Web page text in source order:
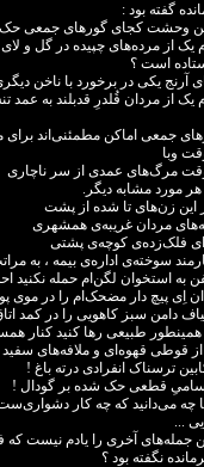
گفته بود :
وحشت کجای گورهای جمعی
یک از مرده‌های چپیده در گل و
است ؟
آرنج یکی در برخورد با ناخن
یک از مردان قُلدرِ قدبلند به
جمعی اماکن مطمئنی‌اند
وبا
مرگ‌های عمدی از سر ناچاری
هر مورد مشابه دیگر.
این زن‌های تا شده از پشت
مردان غریبه‌ی همشهری
فلک‌زده‌ی کوچه‌ی پشتی
سوخته‌ی اداره‌ی بیمه ، به
به استخوان لگن‌ام حمله نکنید
اِی پیچ دار مضحک‌ام را در
دامن سبز کاهویی را در کمد
همینطور طبیعی رها کنید کنار
قوطی قهوه‌ای و ملافه‌های سفید
ترسناک انفرادی درته باغ !
اسامیِ قطعی حک شده بر گودال !
چه می‌دانید که چه کار
...
جمله‌های آخری را یادم نیست که
نگفته بود ؟